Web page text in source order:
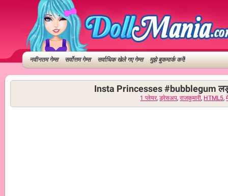
नवीनतम गेम्स सर्वोत्तम गेम्स सर्वाधिक खेले गए गेम्स मुझे बुकमार्क करें!
Insta Princesses #bubblegum
1 प्लेयर,ड्रेसअप,राजकुमारी, HTML5,